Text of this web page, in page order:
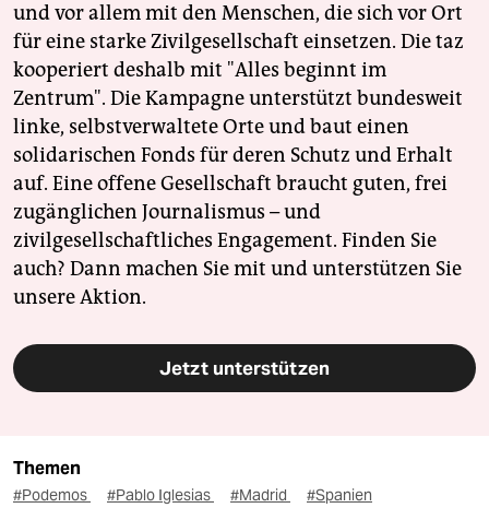
und vor allem mit den Menschen, die sich vor Ort
für eine starke Zivilgesellschaft einsetzen. Die taz
kooperiert deshalb mit "Alles beginnt im
Zentrum". Die Kampagne unterstützt bundesweit
linke, selbstverwaltete Orte und baut einen
solidarischen Fonds für deren Schutz und Erhalt
auf. Eine offene Gesellschaft braucht guten, frei
zugänglichen Journalismus – und
zivilgesellschaftliches Engagement. Finden Sie
auch? Dann machen Sie mit und unterstützen Sie
unsere Aktion.
Jetzt unterstützen
Themen
#Podemos #Pablo Iglesias #Madrid #Spanien